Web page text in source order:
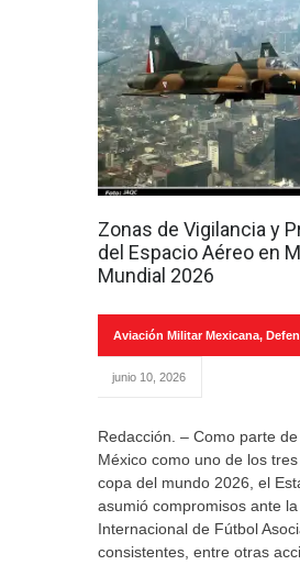
Zonas de Vigilancia y
del Espacio Aéreo en
Mundial 2026
Aviación Militar Mexicana,
junio 10, 2026
Redacción. – Como parte de
México como uno de los tres
copa del mundo 2026, el
asumió compromisos ante
Internacional de Fútbol
consistentes, entre otras